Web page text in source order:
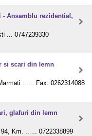
- Ansamblu rezidential,
... 0747239330
si scari din lemn
.. ... Fax: 0262314088
glafuri din lemn
Km. .. ... 0722338899